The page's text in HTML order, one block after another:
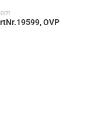
OVP